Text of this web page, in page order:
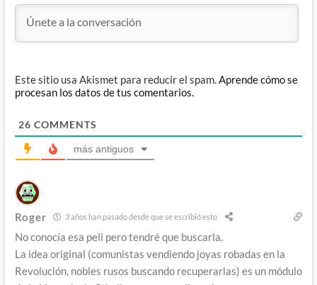
Este sitio usa Akismet para reducir el spam.Aprende cómo se
procesan los datos de tus comentarios.
26 COMMENTS
más antiguos
Roger 3 años han pasado desde que se escribió esto
No conocía esa peli pero tendré que buscarla.
La idea original (comunistas vendiendo joyas robadas en la
Revolución, nobles rusos buscando recuperarlas) es un módulo